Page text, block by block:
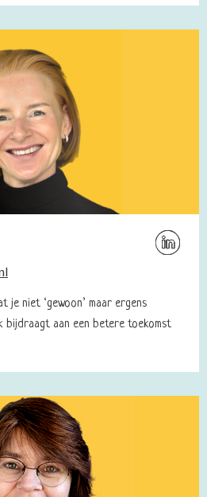
Bezoek
Linkedin
je niet ‘gewoon’ maar ergens
bijdraagt aan een betere toekomst